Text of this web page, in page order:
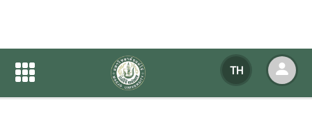
TH
ปฏิทินกิจกรรมของหน่วยงาน
ปฏิทินกิจกรรมของหน่วยงาน